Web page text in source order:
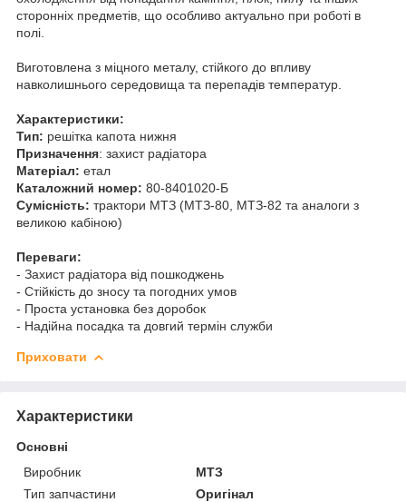
сторонніх предметів, що особливо актуально при роботі в
полі.
Виготовлена з міцного металу, стійкого до впливу
навколишнього середовища та перепадів температур.
Характеристики:
Тип: решітка капота нижня
Призначення: захист радіатора
Матеріал: етал
Каталожний номер: 80-8401020-Б
Сумісність: трактори МТЗ (МТЗ-80, МТЗ-82 та аналоги з
великою кабіною)
Переваги:
- Захист радіатора від пошкоджень
- Стійкість до зносу та погодних умов
- Проста установка без доробок
- Надійна посадка та довгий термін служби
Приховати
Характеристики
Основні
Виробник
МТЗ
Тип запчастини
Оригінал